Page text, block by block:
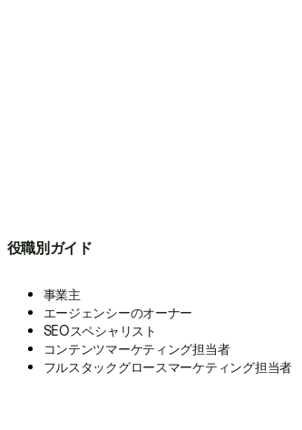
役職別ガイド
事業主
エージェンシーのオーナー
SEOスペシャリスト
コンテンツマーケティング担当者
フルスタックグロースマーケティング担当者